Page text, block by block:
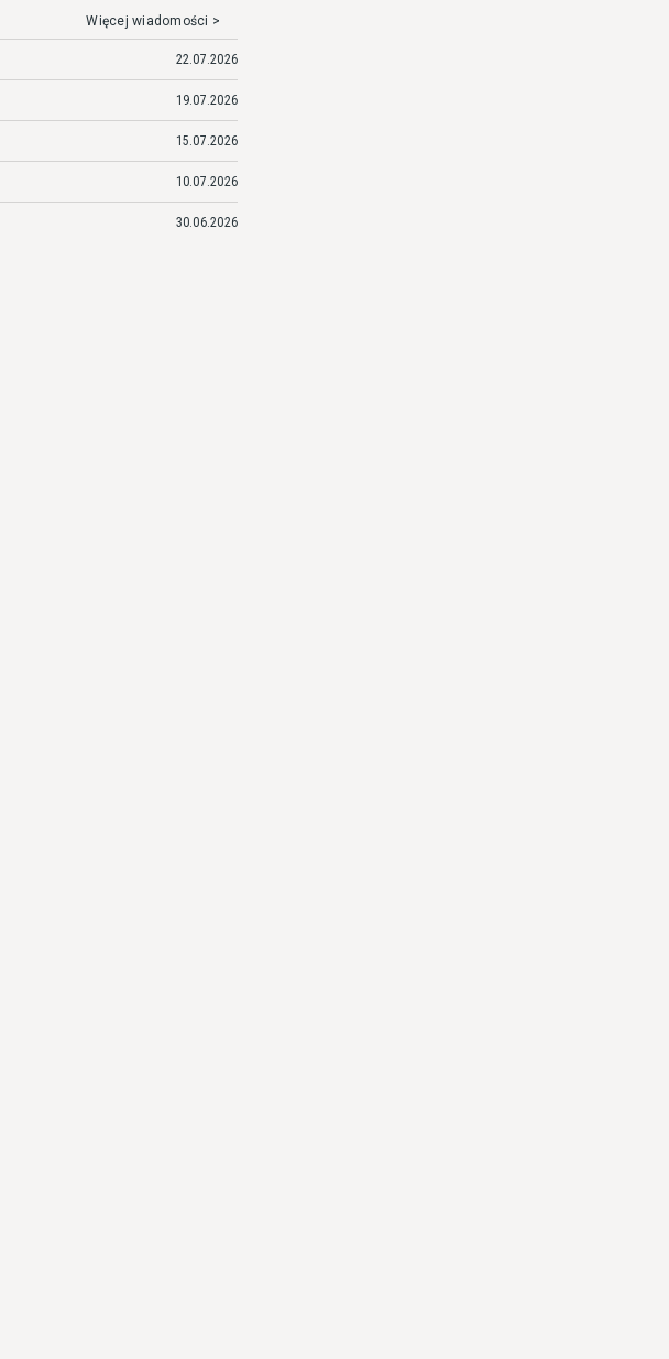
Więcej wiadomości >
22.07.2026
19.07.2026
15.07.2026
10.07.2026
30.06.2026